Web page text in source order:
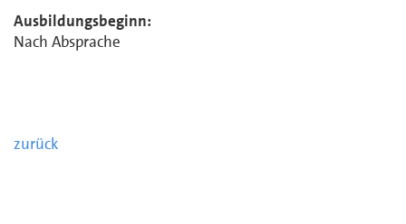
Ausbildungsbeginn:
Nach Absprache
zurück